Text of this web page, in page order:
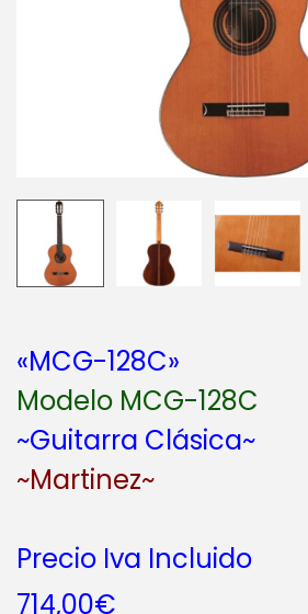
i
n
o
«MCG-128C»
Modelo MCG-128C
~Guitarra Clásica~
~Martinez~
Precio Iva Incluido
714,00€